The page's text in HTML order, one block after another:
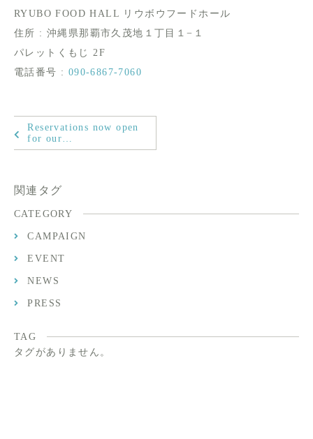
RYUBO FOOD HALL リウボウフードホール
住所 : 沖縄県那覇市久茂地１丁目１−１
パレットくもじ 2F
電話番号 : 090-6867-7060
Reservations now open
for our…
関連タグ
CATEGORY
CAMPAIGN
EVENT
NEWS
PRESS
TAG
タグがありません。